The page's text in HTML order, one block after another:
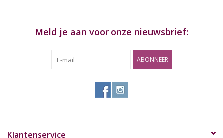
Meld je aan voor onze nieuwsbrief:
ABONNEER
Klantenservice